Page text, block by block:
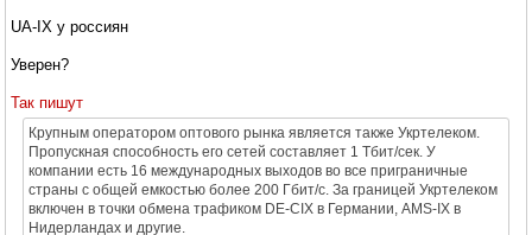
UA-IX у россиян
Уверен?
Так пишут
Крупным оператором оптового рынка является также Укртелеком.
Пропускная способность его сетей составляет 1 Тбит/сек. У
компании есть 16 международных выходов во все приграничные
страны с общей емкостью более 200 Гбит/с. За границей Укртелеком
включен в точки обмена трафиком DE-CIX в Германии, AMS-IX в
Нидерландах и другие.